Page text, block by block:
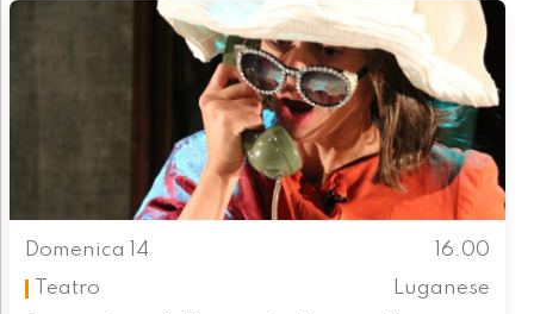
Domenica 14
16.00
Teatro
Luganese